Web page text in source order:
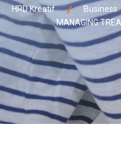
HRD Kreatif Business
MANAGING